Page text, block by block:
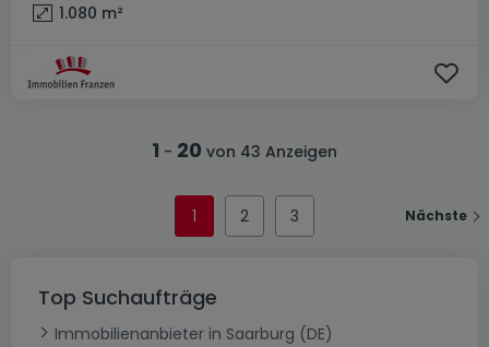
1.080 m²
1 - 20 von 43 Anzeigen
1 2 3 Nächste
Top Suchaufträge
Immobilienanbieter in Saarburg (DE)